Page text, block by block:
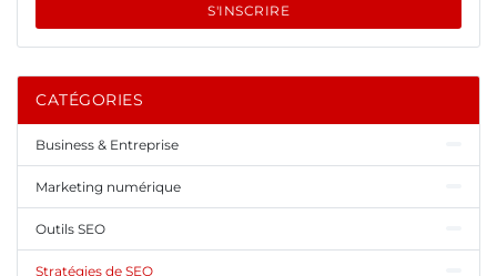
S'INSCRIRE
CATÉGORIES
Business & Entreprise
Marketing numérique
Outils SEO
Stratégies de SEO